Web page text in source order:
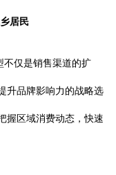
居民
不仅是销售渠道的扩
升品牌影响力的战略选
握区域消费动态，快速